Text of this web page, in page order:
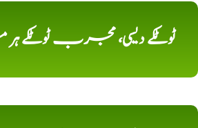
ٹوٹکے دیسی، مجرب ٹوٹکے